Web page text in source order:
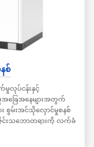
စ်
က်မှုလုပ်ငန်းနှင့်
အခြေအနေများအတွက်
မ်းအင်သိုလှောင်မှုစနစ်
င်းသဘောတရားကို လက်ခံ
စနစ်များ (BMS)၊
စွမ်းအင်စီမံခန့်ခွဲမှုစနစ်